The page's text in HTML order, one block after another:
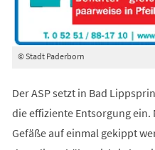
© Stadt Paderborn
Der ASP setzt in Bad
die effiziente Entsorgung ein.
Gefäße auf einmal gekippt